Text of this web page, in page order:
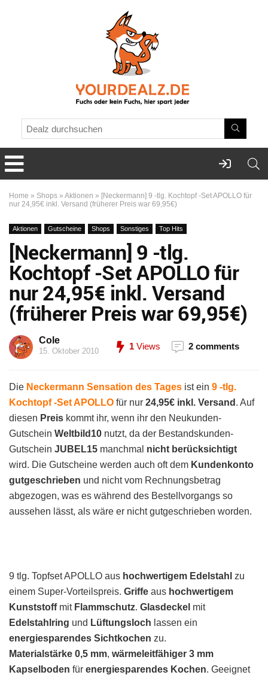
Home » Shops » Aktionen » [Neckermann] 9 -tlg. Kochtopf -Set APOLLO für
nur 24,95€ inkl. Versand (früherer Preis war 69,95€)
Aktionen Gutscheine Shops Sonstiges Top Hits
[Neckermann] 9 -tlg.
Kochtopf -Set APOLLO für
nur 24,95€ inkl. Versand
(früherer Preis war 69,95€)
Cole
15. Oktober 2010 1 Views 2 comments
Die Neckermann Sensation des Tages ist ein 9 -tlg.
Kochtopf -Set APOLLO für nur 24,95€ inkl. Versand . Auf
diesen Preis kommt ihr, wenn ihr den Neukunden-
Gutschein Weltbild10 nutzt, da der Bestandskunden-
Gutschein JUBEL15 manchmal nicht berücksichtigt
wird. Die Gutscheine werden auch oft dem Kundenkonto
gutgeschrieben und nicht vom Rechnungsbetrag
abgezogen, was es während des Bestellvorgangs so
aussehen lässt, als wäre er nicht gutgeschrieben worden.
9 tlg. Topfset APOLLO aus hochwertigem Edelstahl zu
einem Super-Vorteilspreis. Griffe aus hochwertigem
Kunststoffmit Flammschutz. Glasdeckel mit
Edelstahlring und Lüftungsloch lassen ein
energiesparendes Sichtkochen zu.
Materialstärke 0,5 mm, wärmeleitfähiger 3 mm
Kapselboden für energiesparendes Kochen. Geeignet